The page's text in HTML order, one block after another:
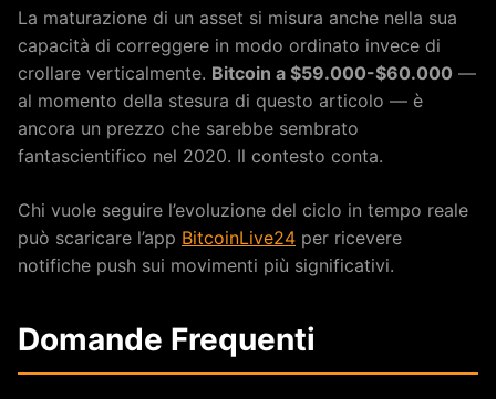
La maturazione di un asset si misura anche nella sua
capacità di correggere in modo ordinato invece di
crollare verticalmente. Bitcoin a $59.000-$60.000 —
al momento della stesura di questo articolo — è
ancora un prezzo che sarebbe sembrato
fantascientifico nel 2020. Il contesto conta.
Chi vuole seguire l’evoluzione del ciclo in tempo reale
può scaricare l’app BitcoinLive24 per ricevere
notifiche push sui movimenti più significativi.
Domande Frequenti